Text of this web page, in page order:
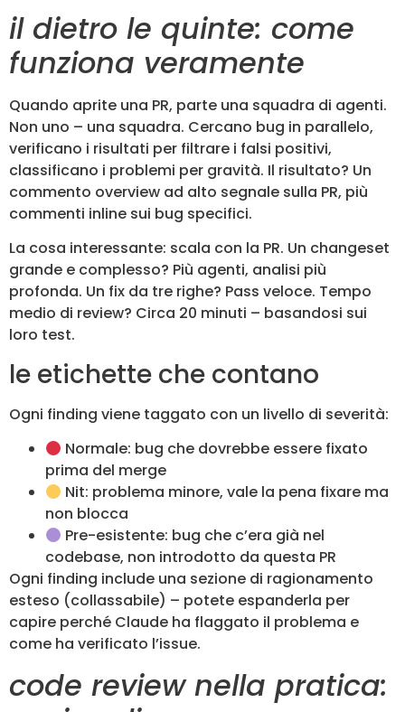
il dietro le quinte: come
funziona veramente
Quando aprite una PR, parte una squadra di agenti.
Non uno – una squadra. Cercano bug in parallelo,
verificano i risultati per filtrare i falsi positivi,
classificano i problemi per gravità. Il risultato? Un
commento overview ad alto segnale sulla PR, più
commenti inline sui bug specifici.
La cosa interessante: scala con la PR. Un changeset
grande e complesso? Più agenti, analisi più
profonda. Un fix da tre righe? Pass veloce. Tempo
medio di review? Circa 20 minuti – basandosi sui
loro test.
le etichette che contano
Ogni finding viene taggato con un livello di severità:
Normale: bug che dovrebbe essere fixato
prima del merge
Nit: problema minore, vale la pena fixare ma
non blocca
Pre-esistente: bug che c’era già nel
codebase, non introdotto da questa PR
Ogni finding include una sezione di ragionamento
esteso (collassabile) – potete espanderla per
capire perché Claude ha flaggato il problema e
come ha verificato l’issue.
code review nella pratica: